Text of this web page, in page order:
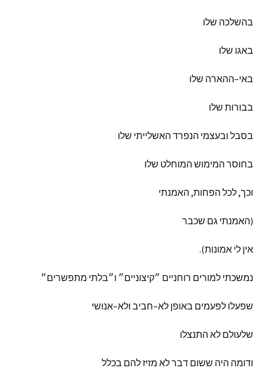
בהשלכה שלו
באגו שלו
באי–ההארה שלו
בבורות שלו
בסבל ובעצמי הנפרד האשלייתי שלו
בחוסר המימוש המוחלט שלו
וכך,לכל הפחות, האמנתי
(האמנתי גם שכבר
אין לי אמונות).
נמשכתי למורים רוחניים ״קיצוניים״ ו״בלתי מתפשרים״
שפעלו לפעמים באופן לא–חביב ולא–אנושי
שלעולם לא התנצלו
ודומה היה ששום דברלא מזיזלהם בכלל